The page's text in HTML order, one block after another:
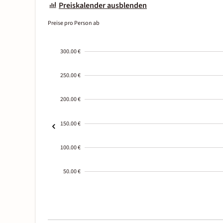
Preiskalender ausblenden
Preise pro Person ab
300.00 €
250.00 €
200.00 €
150.00 €
100.00 €
50.00 €
01-02